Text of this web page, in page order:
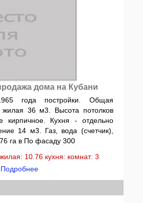
дома на Кубани
года постройки. Общая
36 м3. Высота потолков
кирпичное. Кухня - отдельно
14 м3. Газ, вода (счетчик),
га в По фасаду 300
10.76 кухня: комнат: 3
Подробнее